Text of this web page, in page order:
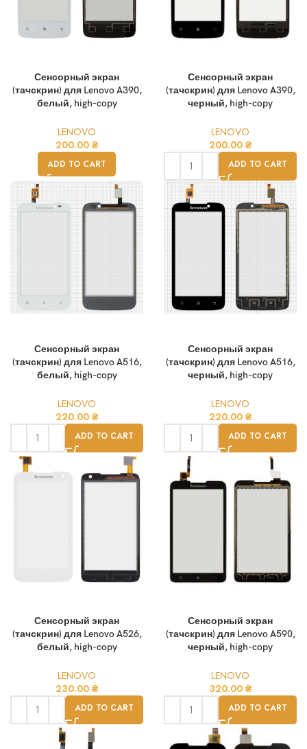
Сенсорный экран
(тачскрин) для Lenovo A390,
белый, high-copy
LENOVO
200.00 ₴
ADD TO CART
Сенсорный экран
(тачскрин) для Lenovo A390,
черный, high-copy
LENOVO
200.00 ₴
ADD TO CART
Сенсорный экран
(тачскрин) для Lenovo A516,
белый, high-copy
LENOVO
220.00 ₴
ADD TO CART
Сенсорный экран
(тачскрин) для Lenovo A516,
черный, high-copy
LENOVO
220.00 ₴
ADD TO CART
Сенсорный экран
(тачскрин) для Lenovo A526,
белый, high-copy
LENOVO
230.00 ₴
ADD TO CART
Сенсорный экран
(тачскрин) для Lenovo A590,
черный, high-copy
LENOVO
320.00 ₴
ADD TO CART